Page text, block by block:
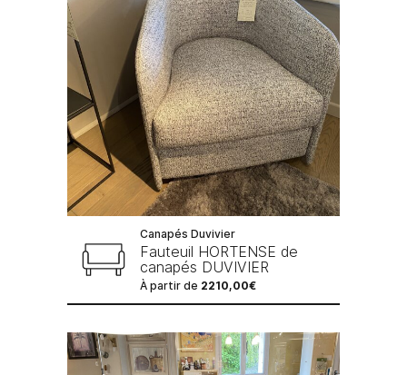
Canapés Duvivier
Fauteuil HORTENSE de
canapés DUVIVIER
À partir de 2210,00€